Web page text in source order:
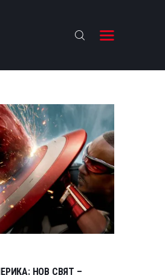
BULGARIA
НОВ СВЯТ –